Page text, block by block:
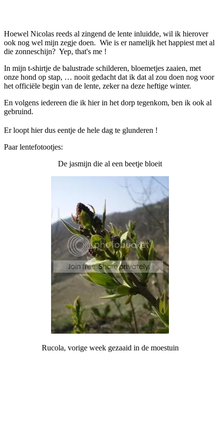
Hoewel Nicolas reeds al zingend de lente inluidde, wil ik hierover
ook nog wel mijn zegje doen. Wie is er namelijk het happiest met al
die zonneschijn? Yep, that's me !
In mijn t-shirtje de balustrade schilderen, bloemetjes zaaien, met
onze hond op stap, … nooit gedacht dat ik dat al zou doen nog voor
het officiële begin van de lente, zeker na deze heftige winter.
En volgens iedereen die ik hier in het dorp tegenkom, ben ik ook al
gebruind.
Er loopt hier dus eentje de hele dag te glunderen !
Paar lentefotootjes:
De jasmijn die al een beetje bloeit
Rucola, vorige week gezaaid in de moestuin